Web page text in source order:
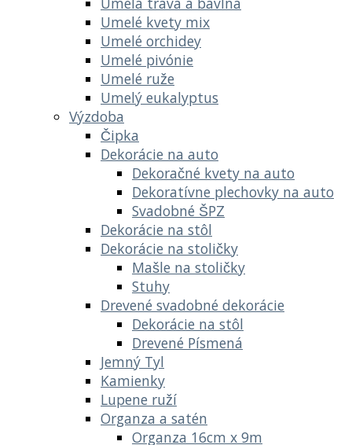
Umelé kvety mix
Umelé orchidey
Umelé pivónie
Umelé ruže
Umelý eukalyptus
Výzdoba
Čipka
Dekorácie na auto
Dekoračné kvety na auto
Dekoratívne plechovky na auto
Svadobné ŠPZ
Dekorácie na stôl
Dekorácie na stoličky
Mašle na stoličky
Stuhy
Drevené svadobné dekorácie
Dekorácie na stôl
Drevené Písmená
Jemný Tyl
Kamienky
Lupene ruží
Organza a satén
Organza 16cm x 9m